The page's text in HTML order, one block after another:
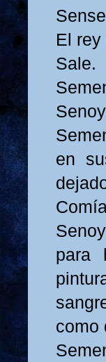
El
Sale.
en
para
como